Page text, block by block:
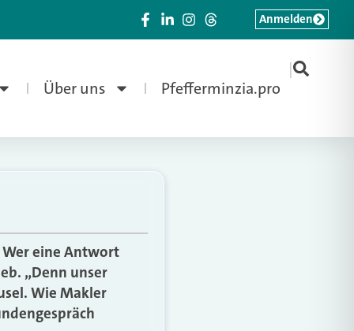
Über uns Pfefferminzia.pro
|
Anmelden
eine Antwort
„Denn unser
Wie Makler